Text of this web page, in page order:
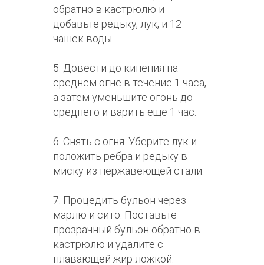
обратно в кастрюлю и
добавьте редьку, лук, и 12
чашек воды.
5. Довести до кипения на
среднем огне в течение 1 часа,
а затем уменьшите огонь до
среднего и варить еще 1 час.
6. Снять с огня. Уберите лук и
положить ребра и редьку в
миску из нержавеющей стали.
7. Процедить бульон через
марлю и сито. Поставьте
прозрачный бульон обратно в
кастрюлю и удалите с
плавающей жир ложкой.